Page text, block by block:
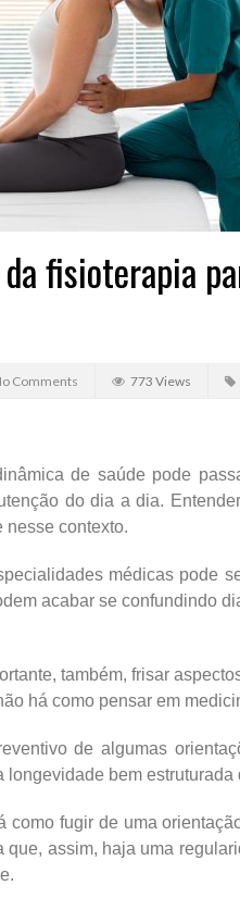
fisioterapia
Comments 773 Views
de saúde pode
do dia a dia.
nesse contexto.
médicas pode
acabar se confundindo
também, frisar
há como pensar em
de algumas
longevidade bem
como fugir de uma
que, assim, haja uma